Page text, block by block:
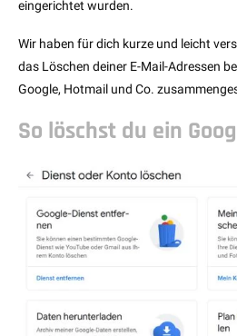
eingerichtet wurden.
Wir haben für dich kurze und leicht
das Löschen deiner E-Mail-Adressen
Google, Hotmail und Co.
So löschst du ein